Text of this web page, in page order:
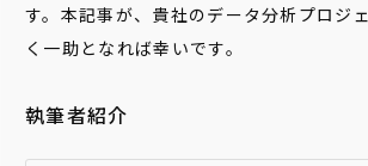
す。本記事が、貴社のデータ分析プロジ
く一助となれば幸いです。
執筆者紹介